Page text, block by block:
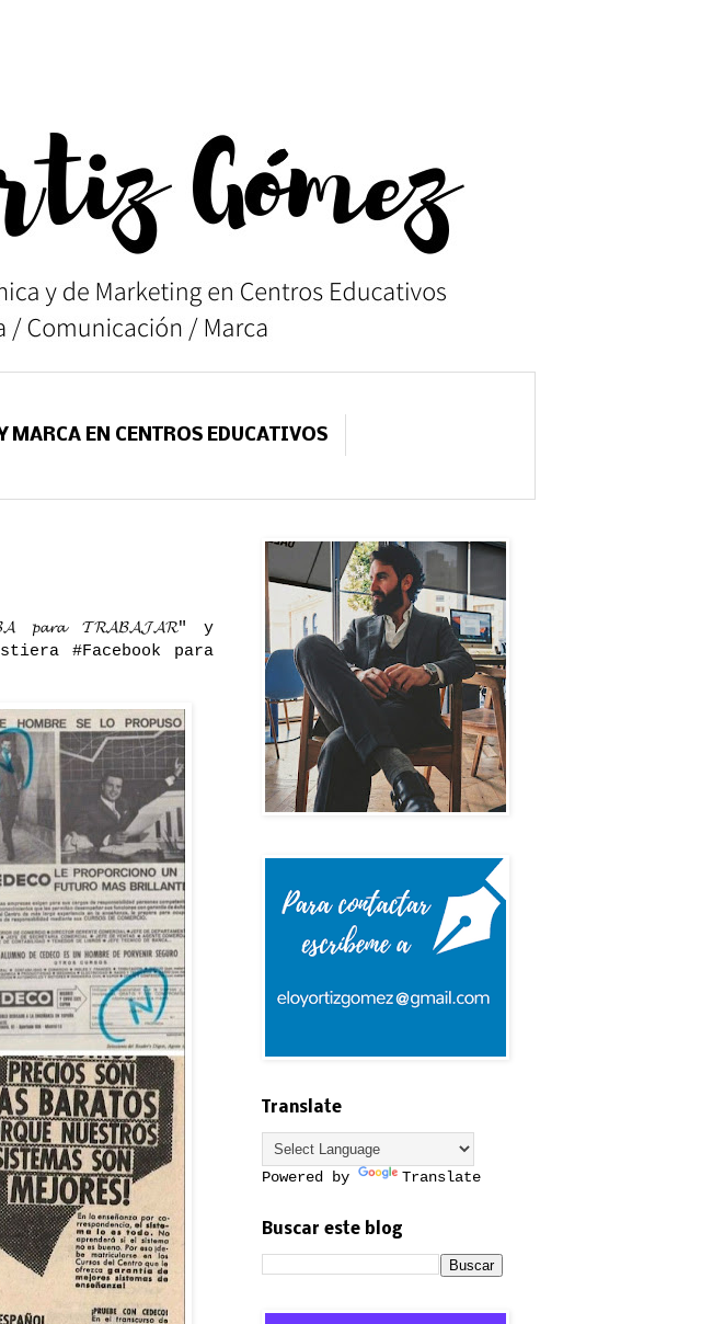
EN CENTROS EDUCATIVOS
𝓹𝓪𝓻𝓪 𝓣𝓡𝓐𝓑𝓐𝓙𝓐𝓡" y
#Facebook para
Translate
Powered by Translate
Buscar este blog